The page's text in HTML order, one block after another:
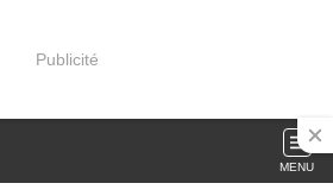
Publicité
MENU